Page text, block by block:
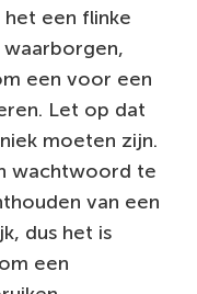
een flinke
een voor een
Let op dat
moeten zijn.
wachtwoord te
van een
dus het is
een